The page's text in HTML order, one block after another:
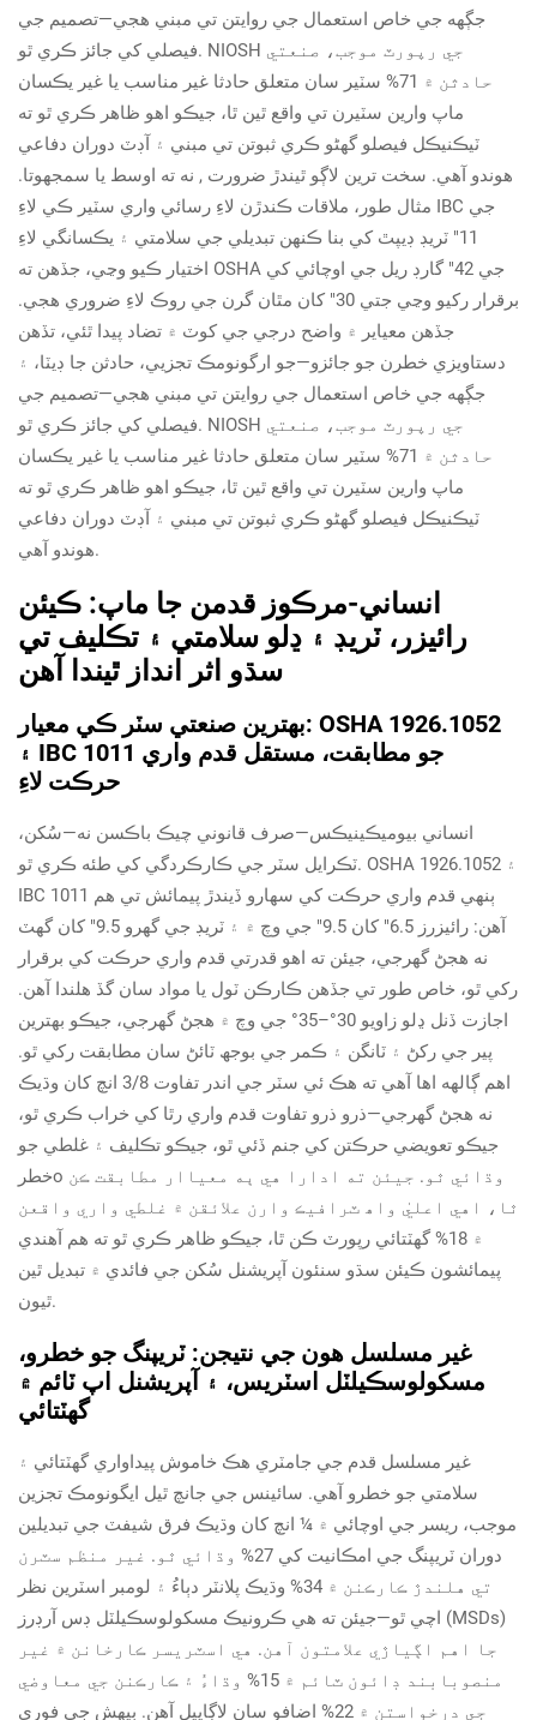
جڳهه جي خاص استعمال جي روايتن تي مبني هجي—تصميم جي
فيصلي کي جائز ڪري ٿو. NIOSH جي رپورٽ موجب، صنعتي
حادثن ۾ 71% سٽير سان متعلق حادثا غير مناسب يا غير يڪسان
ماپ وارين سٽيرن تي واقع ٿين ٿا، جيڪو اهو ظاهر ڪري ٿو ته
ٽيڪنيڪل فيصلو گهڻو ڪري ثبوتن تي مبني ۽ آڊٽ دوران دفاعي
هوندو آهي. سخت ترين لاڳو ٿيندڙ ضرورت , نه ته اوسط يا سمجھوتا.
مثال طور، ملاقات ڪندڙن لاءِ رسائي واري سٽير ڪي لاءِ IBC جي
11" ٽريڊ ڊيپٿ کي بنا ڪنھن تبدیلي جي سلامتي ۽ يڪسانگي لاءِ
اختيار ڪيو وڃي، جڏھن ته OSHA جي 42" گارڊ ريل جي اوچائي کي
برقرار رکيو وڃي جتي 30" کان مٿان گرن جي روڪ لاءِ ضروري هجي.
جڏھن معياير ۾ واضح درجي جي کوٽ ۾ تضاد پيدا ٿئي، تڏھن
دستاويزي خطرن جو جائزو—جو ارگونومڪ تجزيي، حادثن جا ڊيٽا، ۽
جڳهه جي خاص استعمال جي روايتن تي مبني هجي—تصميم جي
فيصلي کي جائز ڪري ٿو. NIOSH جي رپورٽ موجب، صنعتي
حادثن ۾ 71% سٽير سان متعلق حادثا غير مناسب يا غير يڪسان
ماپ وارين سٽيرن تي واقع ٿين ٿا، جيڪو اهو ظاهر ڪري ٿو ته
ٽيڪنيڪل فيصلو گهڻو ڪري ثبوتن تي مبني ۽ آڊٽ دوران دفاعي
هوندو آهي.
انساني-مرڪوز قدمن جا ماپ: ڪيئن
رائيزر، ٽريڊ ۽ ڍلو سلامتي ۽ تڪليف تي
سڌو اثر انداز ٿيندا آهن
بهترين صنعتي سٽر ڪي معيار: OSHA 1926.1052
۽ IBC 1011 جو مطابقت، مستقل قدم واري
حرڪت لاءِ
انساني بيوميڪينيڪس—صرف قانوني چيڪ باڪسن نه—سُکن،
ٽڪرايل سٽر جي ڪارڪردگي کي طئه ڪري ٿو. OSHA 1926.1052 ۽
IBC 1011 ٻنهي قدم واري حرڪت کي سهارو ڏيندڙ پيمائش تي هم
آهن: رائيزرز 6.5" کان 9.5" جي وچ ۾ ۽ ٽريڊ جي گهرو 9.5" کان گهٽ
نه هجڻ گهرجي، جيئن ته اهو قدرتي قدم واري حرڪت کي برقرار
رکي ٿو، خاص طور تي جڏهن ڪارڪن ٽول يا مواد سان گڏ هلندا آهن.
اجازت ڏنل ڍلو زاويو 30°–35° جي وچ ۾ هجڻ گهرجي، جيڪو بهترين
پير جي رکڻ ۽ ٽانگن ۽ ڪمر جي بوجھ ٽائڻ سان مطابقت رکي ٿو.
اهم ڳالهه اها آهي ته هڪ ئي سٽر جي اندر تفاوت 3/8 انچ کان وڌيڪ
نه هجڻ گهرجي—ذرو ذرو تفاوت قدم واري رٿا کي خراب ڪري ٿو،
جيڪو تعويضي حرڪتن کي جنم ڏئي ٿو، جيڪو تڪليف ۽ غلطي جو
خطرо وڌائي ٿو. جيئن ته ادارا هي ٻه معياار مطابقت ڪن
ٿا، اهي اعليٰ واھ ٽرافيڪ وارن علائقن ۾ غلطي واري واقعن
۾ 18% گهٽتائي رپورٽ ڪن ٿا، جيڪو ظاهر ڪري ٿو ته هم آهندي
پيمائشون ڪيئن سڌو سنئون آپريشنل سُکن جي فائدي ۾ تبديل ٿين
ٿيون.
غير مسلسل هون جي نتيجن: ٽريپنگ جو خطرو،
مسکولوسڪيلٽل اسٽريس، ۽ آپريشنل اپ ٽائم ۾
گهٽتائي
غير مسلسل قدم جي جامٽري هڪ خاموش پيداواري گهٽتائي ۽
سلامتي جو خطرو آهي. سائينس جي جانچ ٿيل ايگونومڪ تجزين
موجب، ريسر جي اوچائي ۾ ¼ انچ کان وڌيڪ فرق شيفٽ جي تبديلين
دوران ٽريپنگ جي امڪانيت کي 27% وڌائي ٿو. غير منظم سٽرن
تي هلندڙ ڪارڪنن ۾ 34% وڌيڪ پلانٽر دٻاءُ ۽ لومبر اسٽرين نظر
اچي ٿو—جيئن ته ھي ڪرونيڪ مسکولوسڪيلٽل ڊس آرڊرز (MSDs)
جا اهم اڳياڙي علامتون آهن. هي اسٽريسر ڪارخانن ۾ غير
منصوبابند ڊائون ٽائم ۾ 15% وڌاءُ ۽ ڪارڪنن جي معاوضي
جي درخواستن ۾ 22% اضافو سان لاڳاپيل آهن. بيھش جي فوري